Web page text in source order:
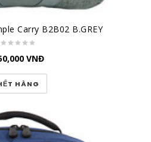
Carry B2B02 B.GREY
VNĐ
HÀNG